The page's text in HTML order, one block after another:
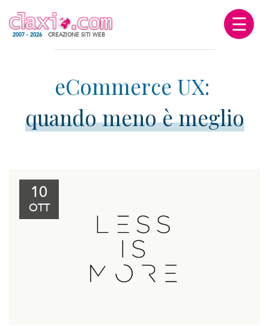
2007 - 2026 CREAZIONE SITI WEB ☰
quando meno è meglio
10
OTT